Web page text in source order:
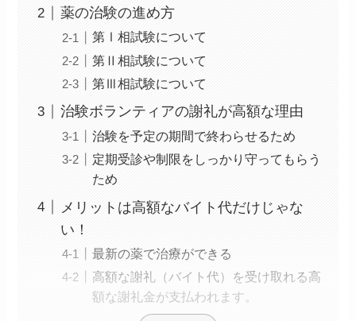
薬の治験の進め方
第Ⅰ相試験について
第Ⅱ相試験について
第Ⅲ相試験について
治験ボランティアの謝礼が高額な理由
治験を予定の期間で終わらせるため
定期受診や制限をしっかり守ってもらう
ため
メリットは高額なバイト代だけじゃな
い！
最新の薬で治療ができる
高額な謝礼（バイト代）を受け取れる高
額な謝礼金が支払われます。